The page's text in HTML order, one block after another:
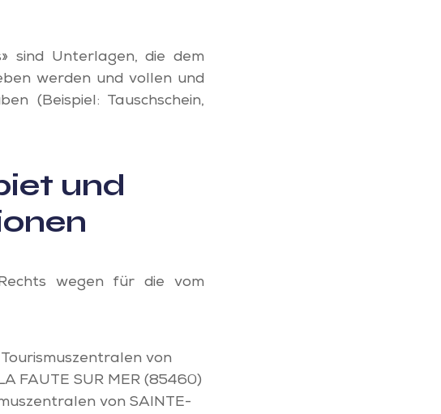
sind Unterlagen, die dem
werden und vollen und
(Beispiel: Tauschschein,
und
wegen für die vom
von
FAUTE SUR MER (85460)
von SAINTE-